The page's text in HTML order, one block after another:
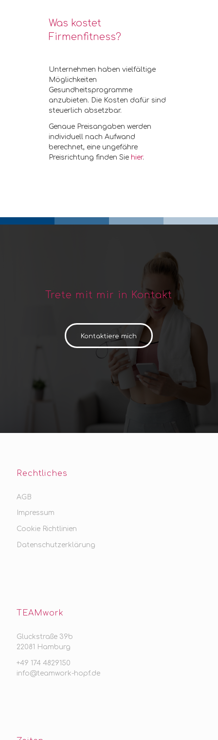
Was kostet
Firmenfitness?
Unternehmen haben vielfältige
Möglichkeiten
Gesundheitsprogramme
anzubieten. Die Kosten dafür sind
steuerlich absetzbar.
Genaue Preisangaben werden
individuell nach Aufwand
berechnet, eine ungefähre
Preisrichtung finden Sie hier.
Trete mit mir in Kontakt
Kontaktiere mich
Rechtliches
AGB
Impressum
Cookie Richtlinien
Datenschutzerklärung
TEAMwork
Gluckstraße 39b
22081 Hamburg
+49 174 4829150
info@teamwork-hopf.de